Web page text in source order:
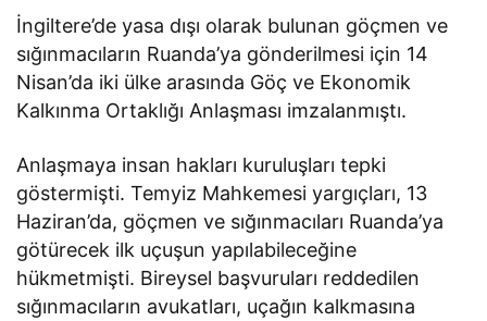
İngiltere’de yasa dışı olarak bulunan göçmen ve
sığınmacıların Ruanda’ya gönderilmesi için 14
Nisan’da iki ülke arasında Göç ve Ekonomik
Kalkınma Ortaklığı Anlaşması imzalanmıştı.
Anlaşmaya insan hakları kuruluşları tepki
göstermişti. Temyiz Mahkemesi yargıçları, 13
Haziran’da, göçmen ve sığınmacıları Ruanda’ya
götürecek ilk uçuşun yapılabileceğine
hükmetmişti. Bireysel başvuruları reddedilen
sığınmacıların avukatları, uçağın kalkmasına